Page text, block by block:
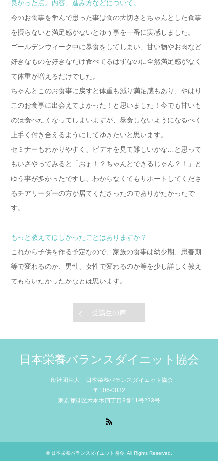
良かった点。内容、進み方などについて。
今のお食事を学んで思った事は食の大切さとちゃんとした食事
を摂らないと満足感がないとゆう事を一番に実感しました。
ゴールデンウィーク中に暴食をしてしまい、甘い物やお肉など
好きなものを好きなだけ食べてるはずなのに全然満足感がなく
て体重が増えるだけでした。
ちゃんとこのお食事に戻すと体重も減り満足感もあり、やはり
このお食事に出会えてよかった！と思いました！今でも甘いも
のは食べたくなってしまいますが、暴食しないようになるべく
上手く付き合えるようにしてゆきたいと思います。
セミナーもわかりやすく、ビデオを見て難しいかな…と思って
もいざやってみると「おぉ！？ちゃんとできるじゃん？！」と
ゆう事が多かったですし、わからなくてもサポートしてくださ
るチアリーダーの方が居てくださったのでありがたかったで
す。
もっと教えてほしかったことはありますか？
これから子供を作る予定なので、家族の食事は幼少期、思春期
等で変わるのか、男性、女性で変わるのか等を少し詳しく教え
てもらいたかったかなとは思います。
受講生の声
日本栄養バランスダイエット協会
一般社団法人 日本栄養バランスダイエット協会
〒106-0032
東京都港区六本木四丁目3番11号223号
© 日本栄養バランスダイエット協会. All Rights Reserved.